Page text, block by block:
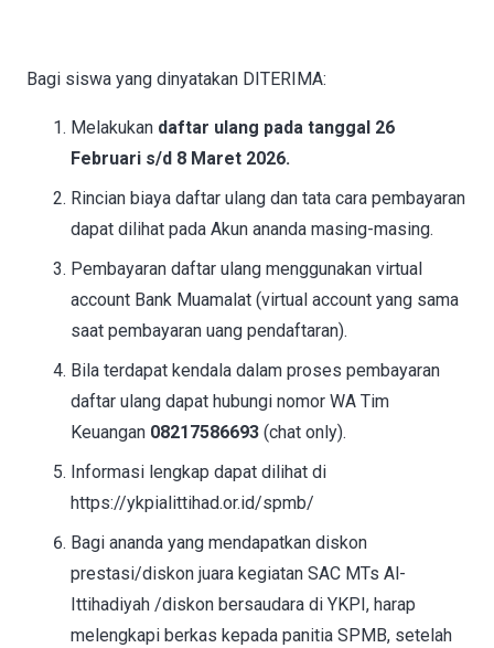
Bagi siswa yang dinyatakan DITERIMA:
Melakukan daftar ulang pada tanggal 26
Februari s/d 8 Maret 2026.
Rincian biaya daftar ulang dan tata cara pembayaran
dapat dilihat pada Akun ananda masing-masing.
Pembayaran daftar ulang menggunakan virtual
account Bank Muamalat (virtual account yang sama
saat pembayaran uang pendaftaran).
Bila terdapat kendala dalam proses pembayaran
daftar ulang dapat hubungi nomor WA Tim
Keuangan 08217586693 (chat only).
Informasi lengkap dapat dilihat di
https://ykpialittihad.or.id/spmb/
Bagi ananda yang mendapatkan diskon
prestasi/diskon juara kegiatan SAC MTs Al-
Ittihadiyah /diskon bersaudara di YKPI, harap
melengkapi berkas kepada panitia SPMB, setelah